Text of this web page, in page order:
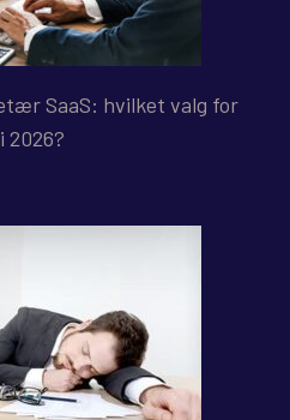
SaaS: hvilket valg for
2026?